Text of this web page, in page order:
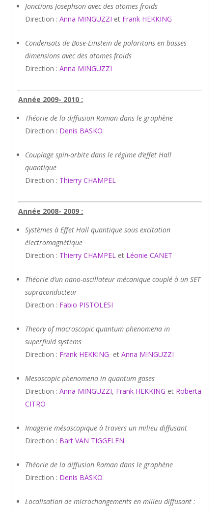
Jonctions Josephson avec des atomes froids
Direction :Anna MINGUZZI et Frank HEKKING
Condensats de Bose-Einstein de polaritons en basses
dimensions avec des atomes froids
Direction :Anna MINGUZZI
Année 2009- 2010 :
Théorie de la diffusion Raman dans le graphène
Direction : Denis BASKO
Couplage spin-orbite dans le régime d’effet Hall
quantique
Direction : Thierry CHAMPEL
Année 2008- 2009 :
Systèmes à Effet Hall quantique sous excitation
électromagnétique
Direction : Thierry CHAMPEL et Léonie CANET
Théorie d’un nano-oscillateur mécanique couplé à un SET
supraconducteur
Direction : Fabio PISTOLESI
Theory of macroscopic quantum phenomena in
superfluid systems
Direction : Frank HEKKING etAnna MINGUZZI
Mesoscopic phenomena in quantum gases
Direction :Anna MINGUZZI, Frank HEKKING et Roberta
CITRO
Imagerie mésoscopique à travers un milieu diffusant
Direction : Bart VAN TIGGELEN
Théorie de la diffusion Raman dans le graphène
Direction : Denis BASKO
Localisation de microchangements en milieu diffusant :